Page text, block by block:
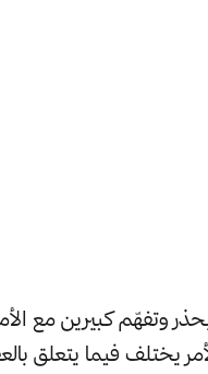
وتفهّم كبيرين مع
يختلف فيما يتعلق